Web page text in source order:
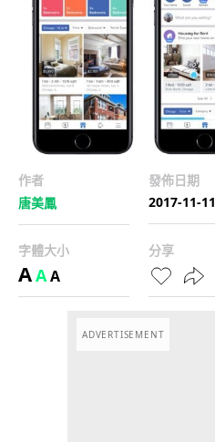
作者
唐美鳳
發佈日期
2017-11-11
字體大小
AAA
分享
ADVERTISEMENT